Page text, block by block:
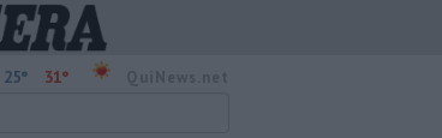
25° 31°